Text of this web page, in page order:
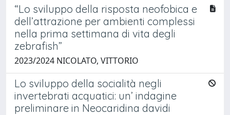
“Lo sviluppo della risposta neofobica e
dell’attrazione per ambienti complessi
nella prima settimana di vita degli
zebrafish”
2023/2024 NICOLATO, VITTORIO
Lo sviluppo della socialità negli
invertebrati acquatici: un’ indagine
preliminare in Neocaridina davidi